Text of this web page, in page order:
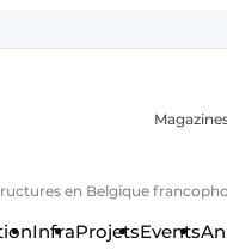
en Belgique
InfraProjetsEvents